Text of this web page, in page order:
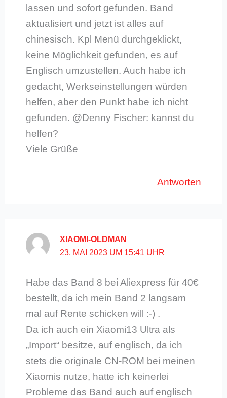
lassen und sofort gefunden. Band
aktualisiert und jetzt ist alles auf
chinesisch. Kpl Menü durchgeklickt,
keine Möglichkeit gefunden, es auf
Englisch umzustellen. Auch habe ich
gedacht, Werkseinstellungen würden
helfen, aber den Punkt habe ich nicht
gefunden. @Denny Fischer: kannst du
helfen?
Viele Grüße
Antworten
XIAOMI-OLDMAN
23. MAI 2023 UM 15:41 UHR
Habe das Band 8 bei Aliexpress für 40€
bestellt, da ich mein Band 2 langsam
mal auf Rente schicken will :-) .
Da ich auch ein Xiaomi13 Ultra als
„Import“ besitze, auf englisch, da ich
stets die originale CN-ROM bei meinen
Xiaomis nutze, hatte ich keinerlei
Probleme das Band auch auf englisch